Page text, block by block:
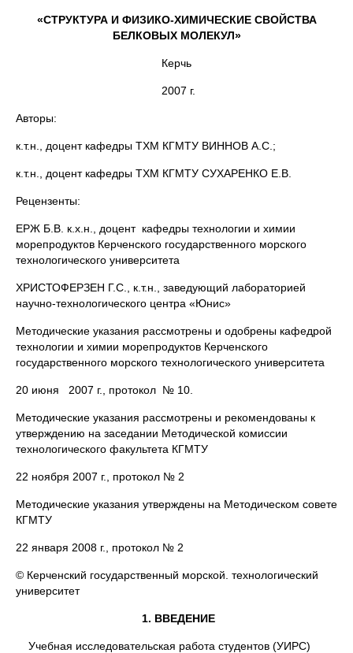
«СТРУКТУРА И ФИЗИКО-ХИМИЧЕСКИЕ СВОЙСТВА
БЕЛКОВЫХ МОЛЕКУЛ»
Керчь
2007 г.
Авторы:
к.т.н., доцент кафедры ТХМ КГМТУ ВИННОВ А.С.;
к.т.н., доцент кафедры ТХМ КГМТУ СУХАРЕНКО Е.В.
Рецензенты:
ЕРЖ Б.В. к.х.н., доцент кафедры технологии и химии
морепродуктов Керченского государственного морского
технологического университета
ХРИСТОФЕРЗЕН Г.С., к.т.н., заведующий лабораторией
научно-технологического центра «Юнис»
Методические указания рассмотрены и одобрены кафедрой
техно­логии и химии морепродуктов Керченского
государственного морского технологического университета
20 июня 2007 г., протокол № 10.
Методические указания рассмотрены и рекомендованы к
утверждению на заседании Методической комиссии
технологического факультета КГМТУ
22 ноября 2007 г., протокол № 2
Методические указания утверждены на Методическом совете
КГМТУ
22 января 2008 г., протокол № 2
© Керченский государственный морской. технологический
университет
1. ВВЕДЕНИЕ
Учебная исследовательская работа студентов (УИРС)